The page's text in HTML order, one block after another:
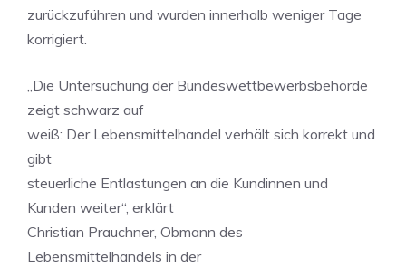
zurückzuführen und wurden innerhalb weniger Tage
korrigiert.
„Die Untersuchung der Bundeswettbewerbsbehörde
zeigt schwarz auf
weiß: Der Lebensmittelhandel verhält sich korrekt und
gibt
steuerliche Entlastungen an die Kundinnen und
Kunden weiter“, erklärt
Christian Prauchner, Obmann des
Lebensmittelhandels in der